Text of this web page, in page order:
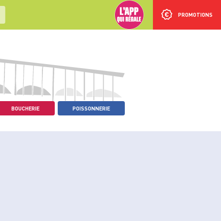
PROMOTIONS
BOUCHERIE POISSONNERIE